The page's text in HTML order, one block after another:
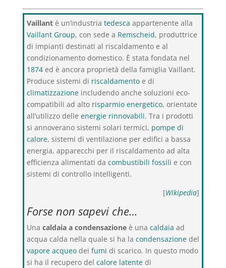
Vaillantè un’industria tedesca appartenente alla
Vaillant Group, con sede a Remscheid, produttrice
di impianti destinati al riscaldamento e al
condizionamento domestico. È stata fondata nel
1874ed è ancora proprietà della famiglia Vaillant.
Produce sistemi di riscaldamentoe di
climatizzazioneincludendo anche soluzioni eco-
compatibili ad alto risparmio energetico, orientate
all’utilizzo delle energie rinnovabili. Tra i prodotti
si annoverano sistemi solari termici, pompe di
calore, sistemi di ventilazione per edifici a bassa
energia, apparecchi per il riscaldamento ad alta
efficienza alimentati da combustibili fossili e con
sistemi di controllo intelligenti.
[Wikipedia]
Forse non sapevi che…
Una caldaia a condensazioneè una caldaia ad
acqua calda nella quale si ha la condensazionedel
vapore acqueodei fumi di scarico. In questo modo
si ha il recupero del calore latentedi